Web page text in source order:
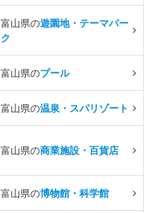
富山県の遊園地・テーマパー
ク
富山県のプール
富山県の温泉・スパリゾート
富山県の商業施設・百貨店
富山県の博物館・科学館